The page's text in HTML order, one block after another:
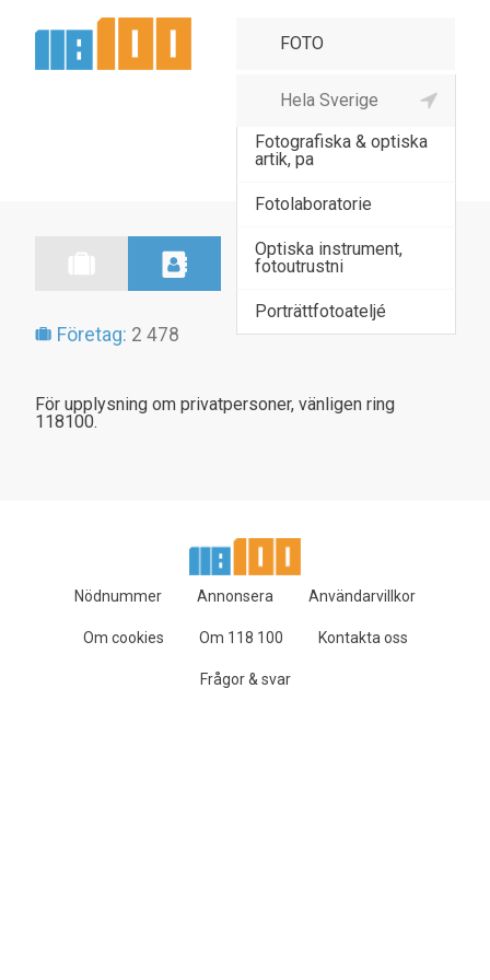
Fotoaffär
Fotografiska & optiska
artik, pa
Fotolaboratorie
Optiska instrument,
fotoutrustni
Porträttfotoateljé
Företag: 2 478
För upplysning om privatpersoner, vänligen ring
118100.
Nödnummer Annonsera Användarvillkor
Om cookies Om 118 100 Kontakta oss
Frågor & svar